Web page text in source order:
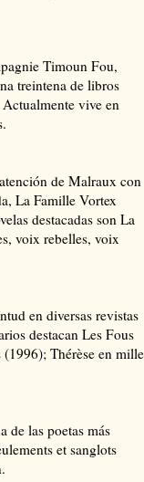
Timoun Fou,
treintena de libros
vive en
de Malraux con
La Famille Vortex
destacadas son La
voix rebelles, voix
en diversas revistas
destacan Les Fous
Thérèse en mille
de las poetas más
et sanglots